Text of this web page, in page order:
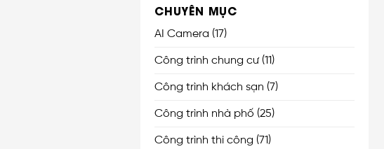
CHUYÊN MỤC
AI Camera (17)
Công trình chung cư(11)
Công trình khách sạn (7)
Công trình nhà phố (25)
Công trình thi công (71)